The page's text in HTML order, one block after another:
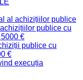
al achizițiilor publice
publice cu
€
publice cu
€
execuția